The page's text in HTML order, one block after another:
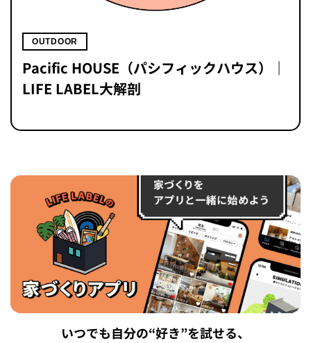
OUTDOOR
Pacific HOUSE（パシフィックハウス）｜
LIFE LABEL大解剖
いつでも自分の“好き”を試せる、